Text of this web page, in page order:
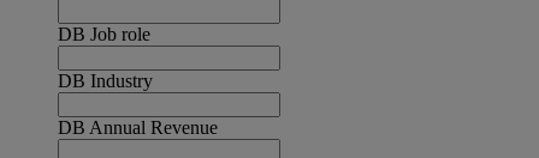
DB Job role
DB Industry
DB Annual Revenue